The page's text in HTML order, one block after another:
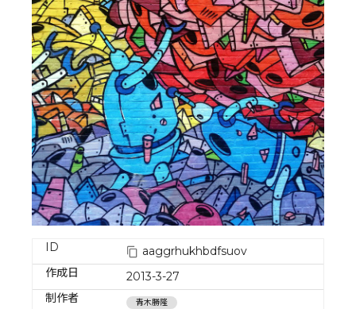
ID
aaggrhukhbdfsuov
作成日
2013-3-27
制作者
青木勝隆